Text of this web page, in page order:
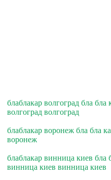
блаблакар волгоград бла бла
волгоград волгоград
блаблакар воронеж бла бла
воронеж
блаблакар винница киев
винница киев винница киев